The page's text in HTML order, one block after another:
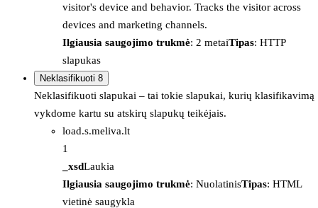
visitor's device and behavior. Tracks the visitor across
devices and marketing channels.
Ilgiausia saugojimo trukmė: 2 metaiTipas: HTTP
slapukas
Neklasifikuoti 8
Neklasifikuoti slapukai – tai tokie slapukai, kurių klasifikavimą
vykdome kartu su atskirų slapukų teikėjais.
load.s.meliva.lt
1
_xsdLaukia
Ilgiausia saugojimo trukmė: NuolatinisTipas: HTML
vietinė saugykla